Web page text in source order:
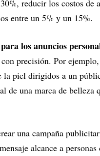
reducir los costos de
entre un 5% y un 15%.
los anuncios
precisión. Por
la piel dirigidos a un
de una marca de belleza
una campaña
alcance a